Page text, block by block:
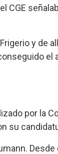
CGE
y de
el
por la
su